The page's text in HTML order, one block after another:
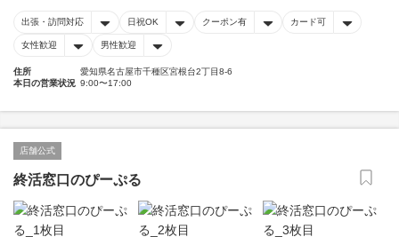
出張・訪問対応 日祝OK クーポン有 カード可
女性歓迎 男性歓迎
住所
愛知県名古屋市千種区宮根台2丁目8-6
本日の営業状況 9:00〜17:00
店舗公式
終活窓口のぴーぷる